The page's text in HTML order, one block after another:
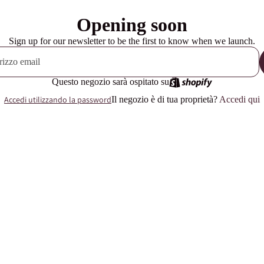
Opening soon
Sign up for our newsletter to be the first to know when we launch.
Questo negozio sarà ospitato su
Accedi utilizzando la passwordIl negozio è di tua proprietà? Accedi qui